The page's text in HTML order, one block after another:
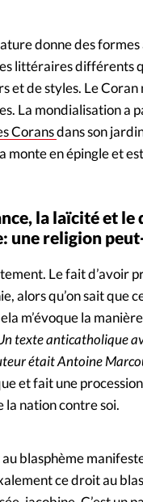
donne des formes
littéraires différents
et de styles. Le
La mondialisation a
Coransdans son
monte en épingle et
la laïcité et
une religion
Le fait d’avoir
alors qu’on sait que
m’évoque la
texte anticatholique
était Antoine
et fait une
la nation contre soi.
blasphème
ce droit au